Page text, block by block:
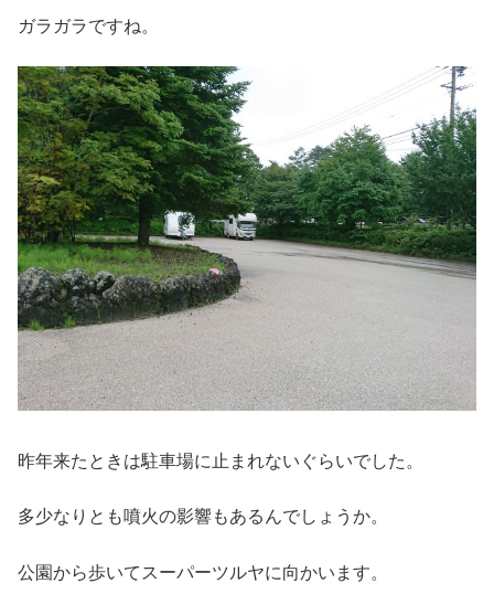
ガラガラですね。
昨年来たときは駐車場に止まれないぐらいでした。
多少なりとも噴火の影響もあるんでしょうか。
公園から歩いてスーパーツルヤに向かいます。